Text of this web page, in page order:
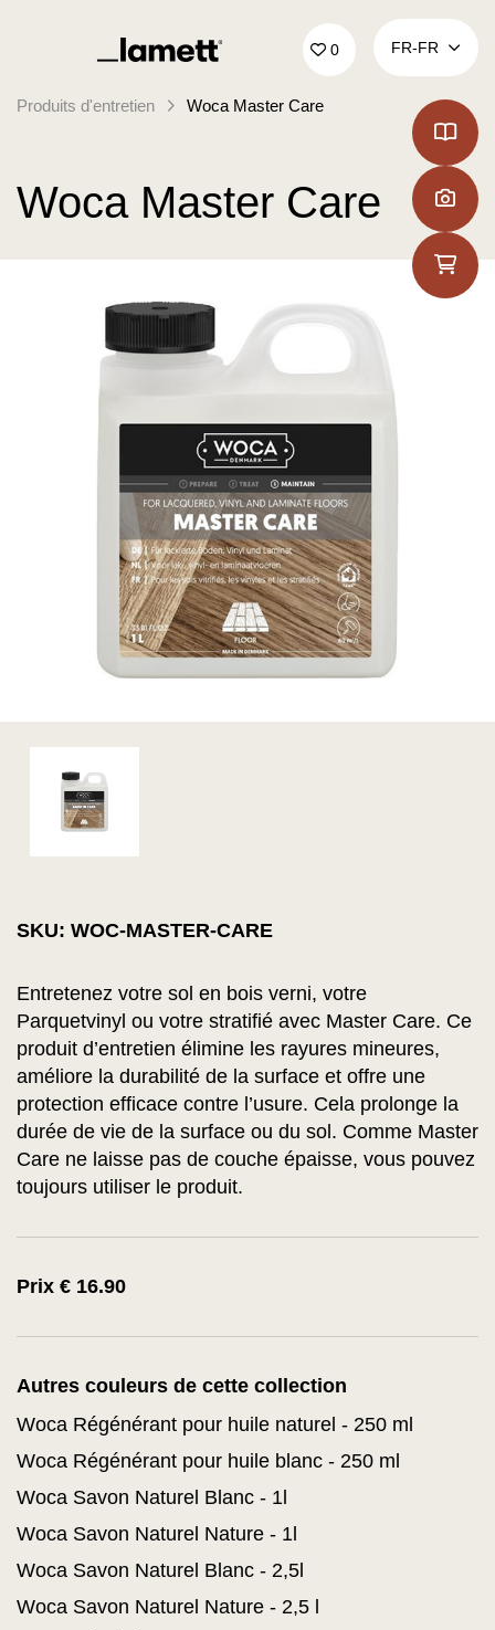
Retour à la page d'accueil 0 FR‑FR
Produits d'entretien Woca Master Care
Woca Master Care
SKU: WOC-MASTER-CARE
Entretenez votre sol en bois verni, votre
Parquetvinyl ou votre stratifié avec Master Care. Ce
produit d’entretien élimine les rayures mineures,
améliore la durabilité de la surface et offre une
protection efficace contre l’usure. Cela prolonge la
durée de vie de la surface ou du sol. Comme Master
Care ne laisse pas de couche épaisse, vous pouvez
toujours utiliser le produit.
Prix € 16.90
Autres couleurs de cette collection
Woca Régénérant pour huile naturel - 250 ml
Woca Régénérant pour huile blanc - 250 ml
Woca Savon Naturel Blanc - 1l
Woca Savon Naturel Nature - 1l
Woca Savon Naturel Blanc - 2,5l
Woca Savon Naturel Nature - 2,5 l